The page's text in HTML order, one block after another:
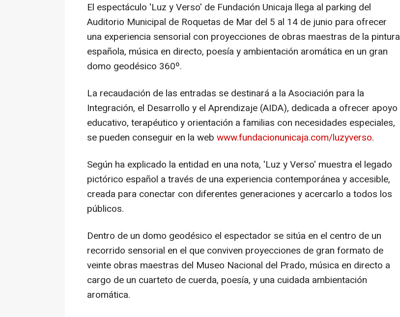
El espectáculo 'Luz y Verso' de Fundación Unicaja llega al parking del
Auditorio Municipal de Roquetas de Mar del 5 al 14 de junio para ofrecer
una experiencia sensorial con proyecciones de obras maestras de la pintura
española, música en directo, poesía y ambientación aromática en un gran
domo geodésico 360º.
La recaudación de las entradas se destinará a la Asociación para la
Integración, el Desarrollo y el Aprendizaje (AIDA), dedicada a ofrecer apoyo
educativo, terapéutico y orientación a familias con necesidades especiales,
se pueden conseguir en la web www.fundacionunicaja.com/luzyverso.
Según ha explicado la entidad en una nota, 'Luz y Verso' muestra el legado
pictórico español a través de una experiencia contemporánea y accesible,
creada para conectar con diferentes generaciones y acercarlo a todos los
públicos.
Dentro de un domo geodésico el espectador se sitúa en el centro de un
recorrido sensorial en el que conviven proyecciones de gran formato de
veinte obras maestras del Museo Nacional del Prado, música en directo a
cargo de un cuarteto de cuerda, poesía, y una cuidada ambientación
aromática.